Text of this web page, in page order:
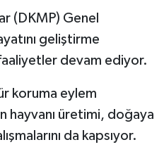
(DKMP) Genel
geliştirme
faaliyetler devam ediyor.
koruma eylem
hayvanı üretimi, doğaya
da kapsıyor.